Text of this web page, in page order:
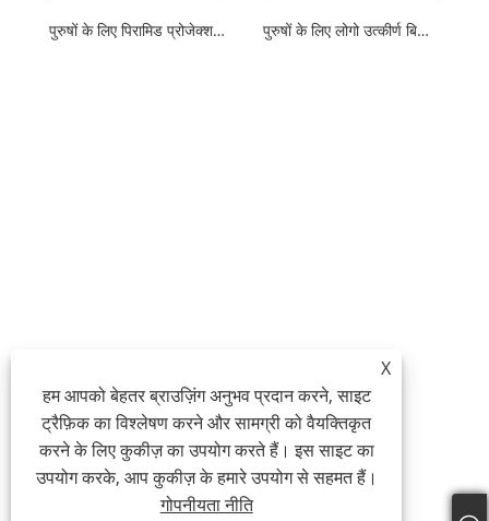
पुरुषों के लिए पिरामिड प्रोजेक्शन पु बिफोल्ड वॉलेट्स पुरुषों के लिए लोगो उत्कीर्ण बिफोल्ड वॉलेट के साथ सरल डिजाइन
X
हम आपको बेहतर ब्राउज़िंग अनुभव प्रदान करने, साइट
ट्रैफ़िक का विश्लेषण करने और सामग्री को वैयक्तिकृत
करने के लिए कुकीज़ का उपयोग करते हैं। इस साइट का
उपयोग करके, आप कुकीज़ के हमारे उपयोग से सहमत हैं।
गोपनीयता नीति